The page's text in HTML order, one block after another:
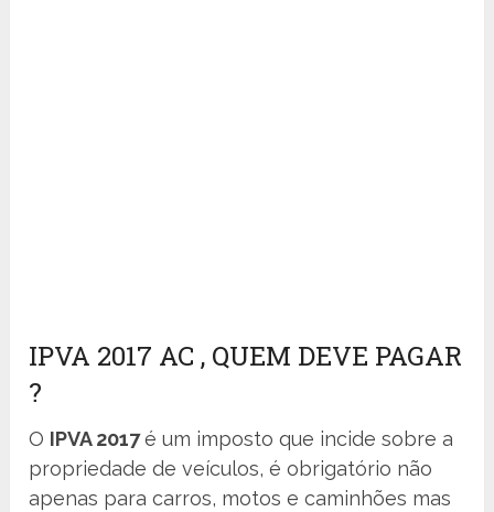
IPVA 2017 AC , QUEM DEVE PAGAR
?
O IPVA 2017é um imposto que incide sobre a
propriedade de veículos, é obrigatório não
apenas para carros, motos e caminhões mas